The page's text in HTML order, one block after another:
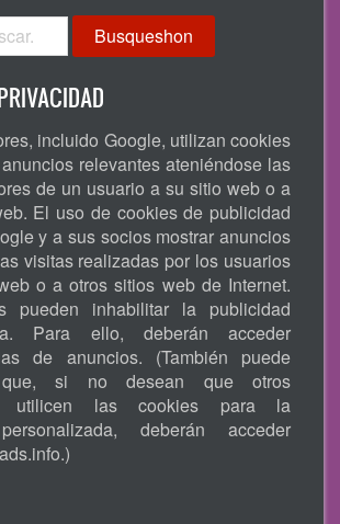
incluido Google, utilizan cookies
relevantes ateniéndose las
de un usuario a su sitio web o a
El uso de cookies de publicidad
y a sus socios mostrar anuncios
visitas realizadas por los usuarios
o a otros sitios web de Internet.
pueden inhabilitar la publicidad
Para ello, deberán acceder
de anuncios. (También puede
que, si no desean que otros
utilicen las cookies para la
deberán acceder
.)